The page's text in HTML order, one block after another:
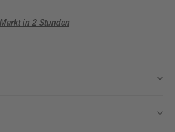
in 2 Stunden